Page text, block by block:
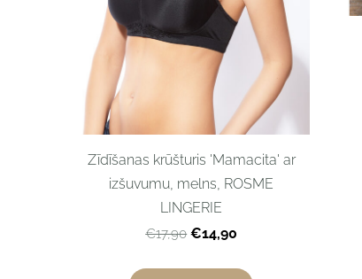
Zīdīšanas krūšturis 'Mamacita' ar
izšuvumu, melns, ROSME
LINGERIE
€17,90 €14,90